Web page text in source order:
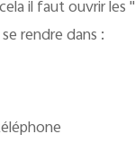
il faut ouvrir les
rendre dans :